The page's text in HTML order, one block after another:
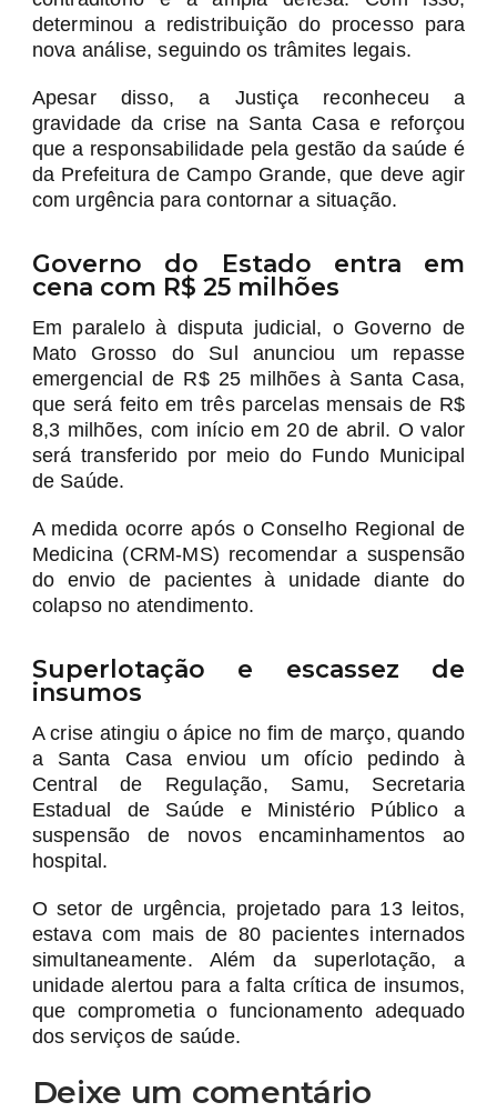
determinou a redistribuição do processo para
nova análise, seguindo os trâmites legais.
Apesar disso, a Justiça reconheceu a
gravidade da crise na Santa Casa e reforçou
que a responsabilidade pela gestão da saúde é
da Prefeitura de Campo Grande, que deve agir
com urgência para contornar a situação.
Governo do Estado entra em
cena com R$ 25 milhões
Em paralelo à disputa judicial, o Governo de
Mato Grosso do Sul anunciou um repasse
emergencial de R$ 25 milhões à Santa Casa,
que será feito em três parcelas mensais de R$
8,3 milhões, com início em 20 de abril. O valor
será transferido por meio do Fundo Municipal
de Saúde.
A medida ocorre após o Conselho Regional de
Medicina (CRM-MS) recomendar a suspensão
do envio de pacientes à unidade diante do
colapso no atendimento.
Superlotação e escassez de
insumos
A crise atingiu o ápice no fim de março, quando
a Santa Casa enviou um ofício pedindo à
Central de Regulação, Samu, Secretaria
Estadual de Saúde e Ministério Público a
suspensão de novos encaminhamentos ao
hospital.
O setor de urgência, projetado para 13 leitos,
estava com mais de 80 pacientes internados
simultaneamente. Além da superlotação, a
unidade alertou para a falta crítica de insumos,
que comprometia o funcionamento adequado
dos serviços de saúde.
Deixe um comentário